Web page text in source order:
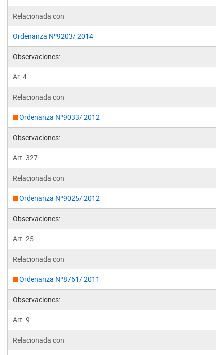
Relacionada con
Ordenanza Nº9203/ 2014
Observaciones:
Ar. 4
Relacionada con
Ordenanza Nº9033/ 2012
Observaciones:
Art. 327
Relacionada con
Ordenanza Nº9025/ 2012
Observaciones:
Art. 25
Relacionada con
Ordenanza Nº8761/ 2011
Observaciones:
Art. 9
Relacionada con